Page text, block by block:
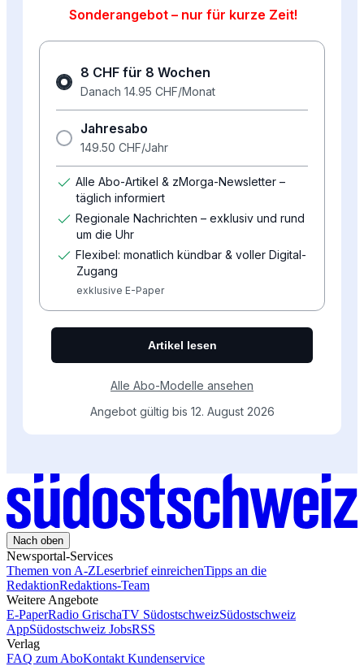
Nach oben
Newsportal-Services
Themen von A-ZLeserbrief einreichenTipps an die
RedaktionRedaktions-Team
Weitere Angebote
E-PaperRadio GrischaTV SüdostschweizSüdostschweiz
AppSüdostschweiz JobsRSS
Verlag
FAQ zum AboKontakt Kundenservice